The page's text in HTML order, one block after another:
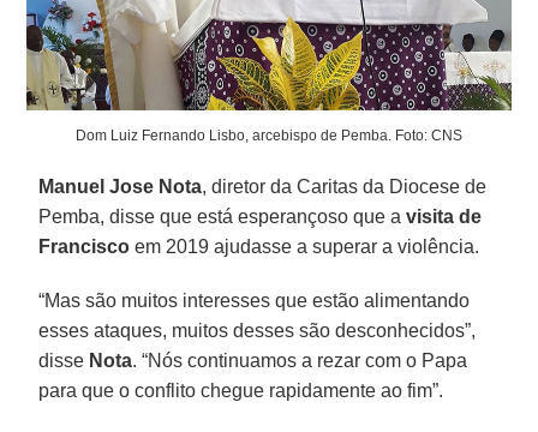
Dom Luiz Fernando Lisbo, arcebispo de Pemba. Foto: CNS
Manuel Jose Nota, diretor da Caritas da Diocese de
Pemba, disse que está esperançoso que avisita de
Francisco em 2019 ajudasse a superar a violência.
“Mas são muitos interesses que estão alimentando
esses ataques, muitos desses são desconhecidos”,
disse Nota. “Nós continuamos a rezar com o Papa
para que o conflito chegue rapidamente ao fim”.